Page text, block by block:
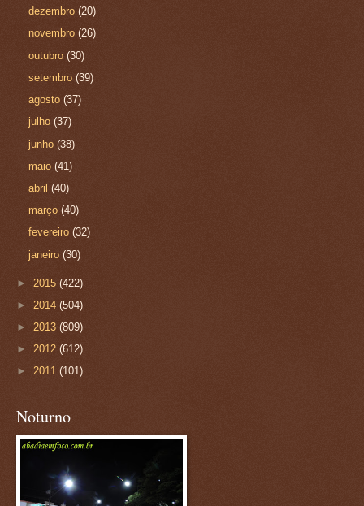
dezembro(20)
novembro(26)
outubro(30)
setembro(39)
agosto(37)
julho(37)
junho(38)
maio(41)
abril(40)
março(40)
fevereiro(32)
janeiro(30)
► 2015 (422)
► 2014 (504)
► 2013 (809)
► 2012 (612)
► 2011 (101)
Noturno